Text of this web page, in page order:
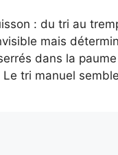
: du tri au
mais
dans la
tri manuel